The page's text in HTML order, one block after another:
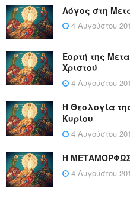
Λόγος στη
4 Αυγούστου
Εορτή της
Χριστού
4 Αυγούστου
Η Θεολογία
Κυρίου
4 Αυγούστου
Η
4 Αυγούστου